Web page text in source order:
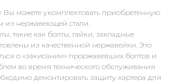
можете укомплектовать приобретенную
из нержавеющей стали.
такие как болты, гайки, закладные
из качественной нержавейки. Это
о «закисании» проржавевших болтов и
во время технического обслуживания
демонтировать защиту картера для